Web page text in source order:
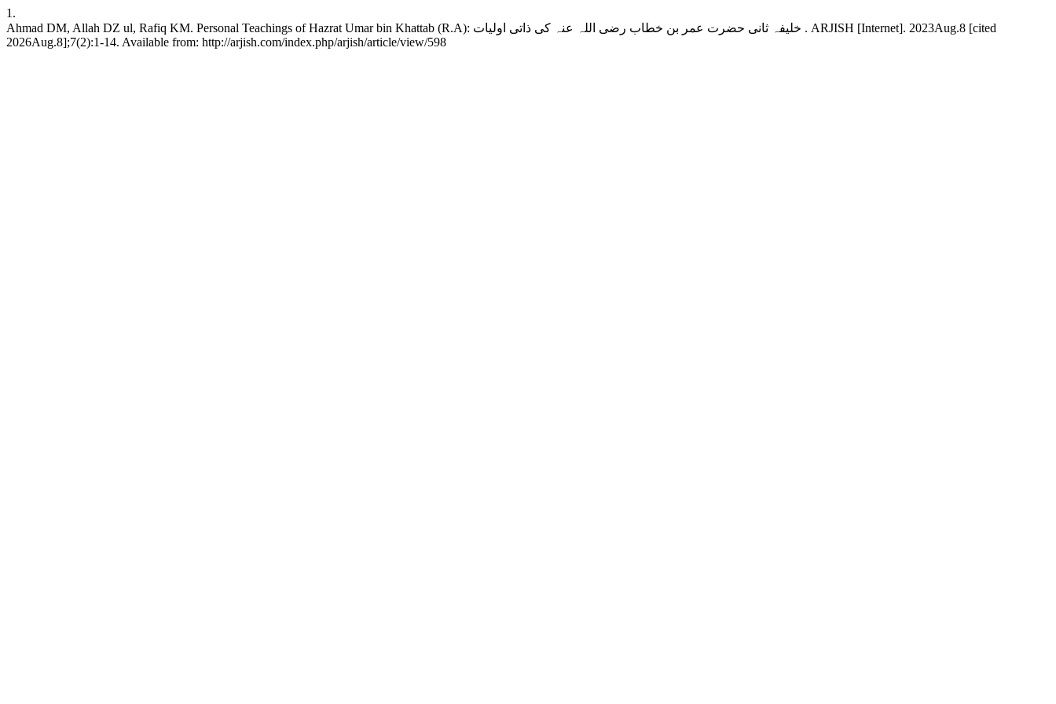
1.
Ahmad DM, Allah DZ ul, Rafiq KM. Personal Teachings of Hazrat Umar bin Khattab (R.A): خلیفہ ثانی حضرت عمر بن خطاب رضی اللہ عنہ کی ذاتی اولیات . ARJISH [Internet]. 2023Aug.8 [cited
2026Aug.8];7(2):1-14. Available from: http://arjish.com/index.php/arjish/article/view/598